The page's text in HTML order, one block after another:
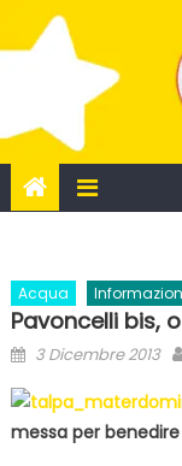
to
Acqua
Pavoncelli bis,
Posted
3 Dicembre 2013
messa per